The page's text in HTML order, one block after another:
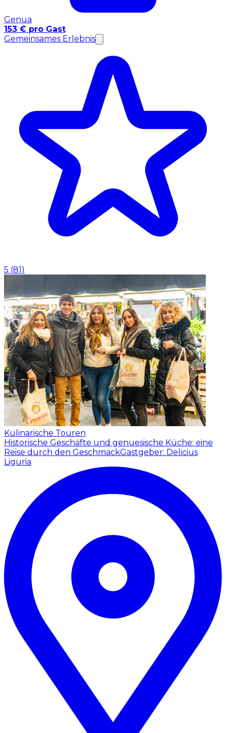
Genua
153 € pro Gast
Gemeinsames Erlebnis
5 (81)
Kulinarische Touren
Historische Geschäfte und genuesische Küche: eine
Reise durch den GeschmackGastgeber: Delicius
Liguria